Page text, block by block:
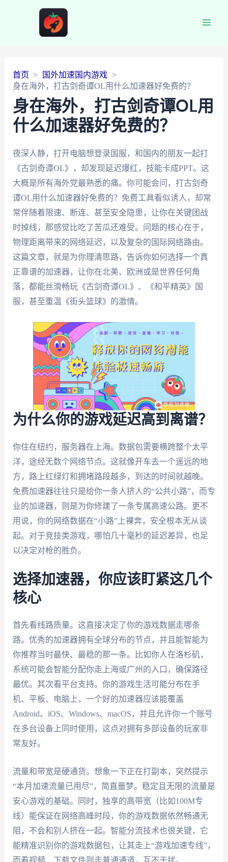
首页
国外加速国内游戏
身在海外，打古剑奇谭OL用什么加速器好免费的？
身在海外，打古剑奇谭OL用
什么加速器好免费的？
夜深人静，打开电脑想登录国服，和国内的朋友一起打
《古剑奇谭OL》，却发现延迟爆红，技能卡成PPT。这
大概是所有海外党最熟悉的痛。你可能会问，打古剑奇
谭OL用什么加速器好免费的？免费工具看似诱人，却常
常伴随着限速、断连、甚至安全隐患，让你在关键团战
时掉线，那感觉比吃了苦瓜还难受。问题的核心在于，
物理距离带来的网络延迟，以及复杂的国际网络路由。
这篇文章，就是为你理清思路，告诉你如何选择一个真
正靠谱的加速器，让你在北美、欧洲或是世界任何角
落，都能丝滑畅玩《古剑奇谭OL》、《和平精英》国
服，甚至重温《街头篮球》的激情。
为什么你的游戏延迟高到离谱？
你住在纽约，服务器在上海。数据包需要横跨整个太平
洋，途经无数个网络节点。这就像开车去一个遥远的地
方，路上红绿灯和拥堵路段越多，到达的时间就越晚。
免费加速器往往只是给你一条人挤人的“公共小路”，而专
业的加速器，则是为你修建了一条专属高速公路。更不
用说，你的网络数据在“小路”上裸奔，安全根本无从谈
起。对于竞技类游戏，哪怕几十毫秒的延迟差异，也足
以决定对枪的胜负。
选择加速器，你应该盯紧这几个
核心
首先看线路质量。这直接决定了你的游戏数据走哪条
路。优秀的加速器拥有全球分布的节点，并且能智能为
你推荐当时最快、最稳的那一条。比如你人在洛杉矶，
系统可能会智能分配你走上海或广州的入口，确保路径
最优。其次看平台支持。你的游戏生活可能分布在手
机、平板、电脑上，一个好的加速器应该能覆盖
Android、iOS、Windows、macOS，并且允许你一个账号
在多台设备上同时使用，这点对拥有多部设备的玩家非
常友好。
流量和带宽是硬通货。想象一下正在打副本，突然提示
“本月加速流量已用尽”，简直噩梦。稳定且无限的流量是
安心游戏的基础。同时，独享的高带宽（比如100M专
线）能保证在网络高峰时段，你的游戏数据依然畅通无
阻，不会和别人挤在一起。智能分流技术也很关键，它
能精准识别你的游戏数据包，让其走上“游戏加速专线”，
而看视频、下载文件则走普通通道，互不干扰。